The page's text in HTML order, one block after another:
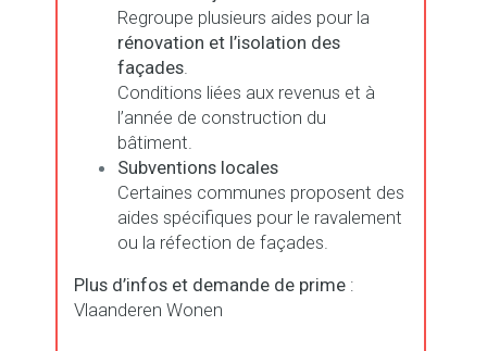
Regroupe plusieurs aides pour la
rénovation et l’isolation des
façades
Conditions liées aux revenus et à
l’année de construction du
bâtiment.
Subventions locales
Certaines communes proposent des
aides spécifiques pour le ravalement
ou la réfection de façades.
Plus d’infos et demande de prime :
Vlaanderen Wonen